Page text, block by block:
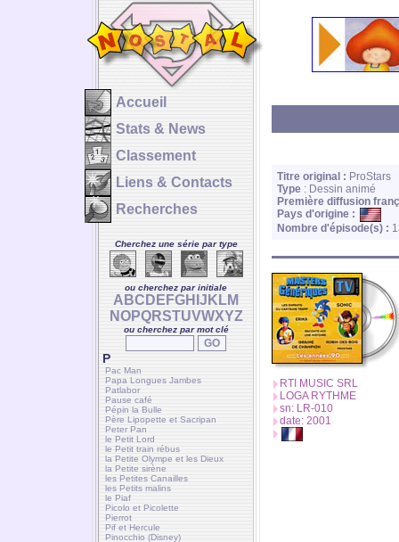
Accueil
Stats & News
Classement
Liens & Contacts
Recherches
Cherchez une série par type
ou cherchez par initiale
A BC D E FGH J K LM
NOPQRSTUVWXYZ
ou cherchez par mot clé
P
Pac Man
Papa Longues Jambes
Patlabor
Pause café
Pépin la Bulle
Père Lipopette et Sacripan
Peter Pan
le Petit Lord
le Petit train rébus
la Petite Olympe et les Dieux
la Petite sirène
les Petites Canailles
les Petits malins
le Piaf
Picolo et Picolette
Pierrot
Pif et Hercule
Pinocchio (Disney)
Titre original : ProStars
Type : Dessin animé
Première diffusion
Pays d'origine :
Nombre d'épisode(s) :
RTI MUSIC SRL
LOGA RYTHME
sn: LR-010
date: 2001